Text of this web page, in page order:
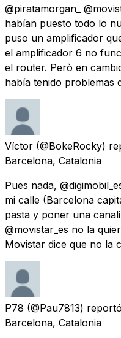
@piratamorgan_
habían puesto todo lo
puso un amplificador
el amplificador 6 no
el router. Però en
había tenido problemas
Víctor (@BokeRocky)
Barcelona, Catalonia
Pues nada,
mi calle (Barcelona
pasta y poner una
@movistar_es no la
Movistar dice que no la
P78 (@Pau7813) reportó
Barcelona, Catalonia